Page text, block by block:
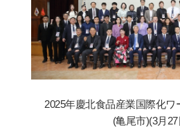
2025年慶北食品産業国際化ワ
(亀 尾市)(3月 27